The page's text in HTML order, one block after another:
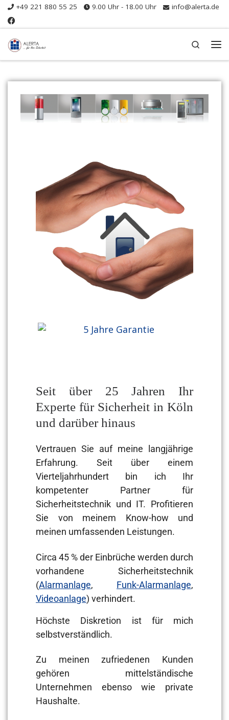
+49 221 880 55 25 9.00 Uhr - 18.00 Uhr info@alerta.de
Search
Seit über 25 Jahren Ihr
Experte für Sicherheit in Köln
und darüber hinaus
Vertrauen Sie auf meine langjährige
Erfahrung. Seit über einem
Vierteljahrhundert bin ich Ihr
kompetenter Partner für
Sicherheitstechnik und IT. Profitieren
Sie von meinem Know-how und
meinen umfassenden Leistungen.
Circa 45 % der Einbrüche werden durch
vorhandene Sicherheitstechnik
(Alarmanlage, Funk-Alarmanlage,
Videoanlage) verhindert.
Höchste Diskretion ist für mich
selbstverständlich.
Zu meinen zufriedenen Kunden
gehören mittelständische
Unternehmen ebenso wie private
Haushalte.